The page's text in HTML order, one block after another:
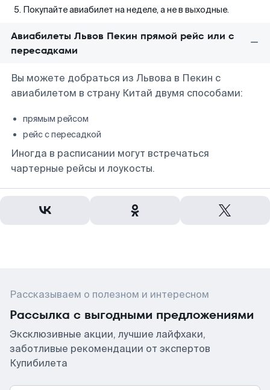
Покупайте авиабилет на неделе, а не в выходные.
Авиабилеты Львов Пекин прямой рейс или с
пересадками
Вы можете добраться из Львова в Пекин с
авиабилетом в страну Китай двумя способами:
прямым рейсом
рейс с пересадкой
Иногда в расписании могут встречаться
чартерные рейсы и лоукосты.
Рассказываем о полезном и интересном
Рассылка с выгодными предложениями
Эксклюзивные акции, лучшие лайфхаки,
заботливые рекомендации от экспертов
Купибилета